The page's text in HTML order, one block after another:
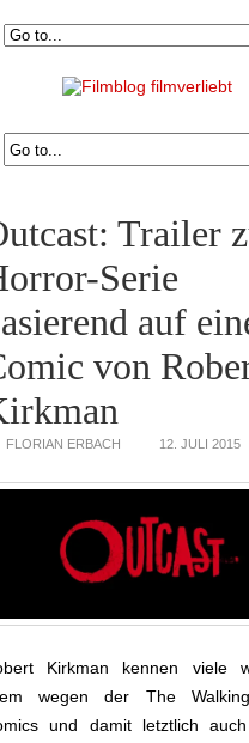
Trailer
Serie
auf
von
FLORIAN ERBACH 12. JULI 2015
Kirkman kennen viele
wegen der The
und damit letztlich